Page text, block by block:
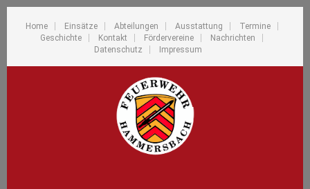
Home Einsätze Abteilungen Ausstattung
Termine
Geschichte
Kontakt Fördervereine
Nachrichten
Datenschutz
Impressum